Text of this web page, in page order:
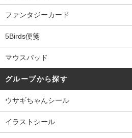
ファンタジーカード
5Birds便箋
マウスパッド
グループから探す
ウサギちゃんシール
イラストシール